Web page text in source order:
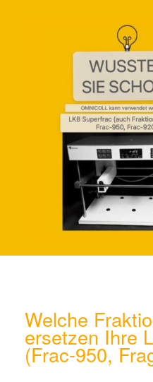
Welche
ersetzen Ihre
(Frac-950,